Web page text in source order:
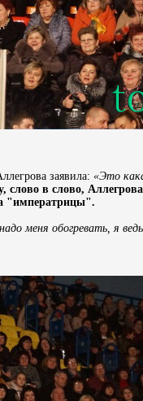
заявила: «Это
слово в слово,
"императрицы".
меня обогревать, я